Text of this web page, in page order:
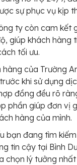
sự phục vụ kịp
ty còn cam kết
giúp khách hàng
tối ưu.
hàng của Trường
khi sử dụng
đồng đều rõ
phần giúp đơn vị
hàng của mình.
bạn đang tìm
tin cậy tại Bình
chọn lý tưởng